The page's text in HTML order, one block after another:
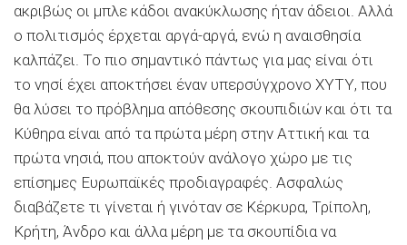
ακριβώς οι μπλε κάδοι ανακύκλωσης ήταν άδειοι. Αλλά
ο πολιτισμός έρχεται αργά-αργά, ενώ η αναισθησία
καλπάζει. Το πιο σημαντικό πάντως για μας είναι ότι
το νησί έχει αποκτήσει έναν υπερσύγχρονο ΧΥΤΥ, που
θα λύσει το πρόβλημα απόθεσης σκουπιδιών και ότι τα
Κύθηρα είναι από τα πρώτα μέρη στην Αττική και τα
πρώτα νησιά, που αποκτούν ανάλογο χώρο με τις
επίσημες Ευρωπαϊκές προδιαγραφές. Ασφαλώς
διαβάζετε τι γίνεται ή γινόταν σε Κέρκυρα, Τρίπολη,
Κρήτη, Άνδρο και άλλα μέρη με τα σκουπίδια να